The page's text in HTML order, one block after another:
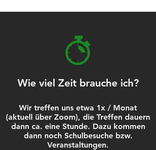
Wie viel Zeit brauche ich?
Wir treffen uns etwa 1x / Monat
(aktuell über Zoom), die Treffen dauern
dann ca. eine Stunde. Dazu kommen
dann noch Schulbesuche bzw.
Veranstaltungen.